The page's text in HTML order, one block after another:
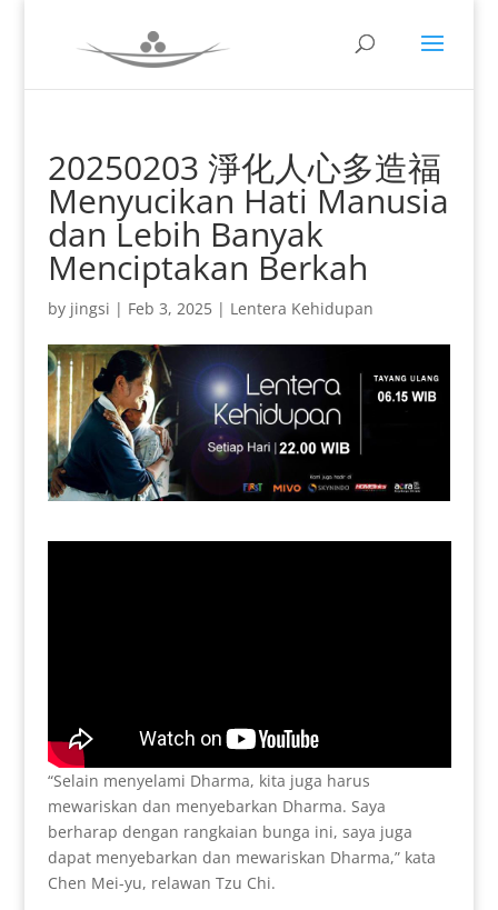
20250203 淨化人心多造福
Menyucikan Hati Manusia
dan Lebih Banyak
Menciptakan Berkah
by jingsi | Feb 3, 2025| Lentera Kehidupan
“Selain menyelami Dharma, kita juga harus
mewariskan dan menyebarkan Dharma. Saya
berharap dengan rangkaian bunga ini, saya juga
dapat menyebarkan dan mewariskan Dharma,” kata
Chen Mei-yu, relawan Tzu Chi.